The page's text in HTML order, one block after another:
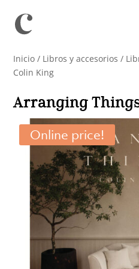
Inicio / Libros y accesorios /
Colin King
Arranging
Online price!